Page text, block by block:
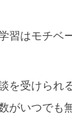
はモチベ
を受けられ
がいつでも